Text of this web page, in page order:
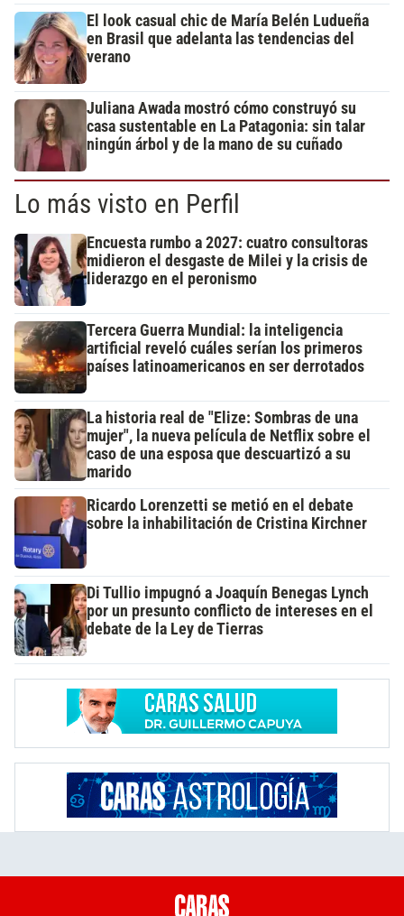
El look casual chic de María Belén Ludueña
en Brasil que adelanta las tendencias del
verano
Juliana Awada mostró cómo construyó su
casa sustentable en La Patagonia: sin talar
ningún árbol y de la mano de su cuñado
Lo más visto en Perfil
Encuesta rumbo a 2027: cuatro consultoras
midieron el desgaste de Milei y la crisis de
liderazgo en el peronismo
Tercera Guerra Mundial: la inteligencia
artificial reveló cuáles serían los primeros
países latinoamericanos en ser derrotados
La historia real de "Elize: Sombras de una
mujer", la nueva película de Netflix sobre el
caso de una esposa que descuartizó a su
marido
Ricardo Lorenzetti se metió en el debate
sobre la inhabilitación de Cristina Kirchner
Di Tullio impugnó a Joaquín Benegas Lynch
por un presunto conflicto de intereses en el
debate de la Ley de Tierras